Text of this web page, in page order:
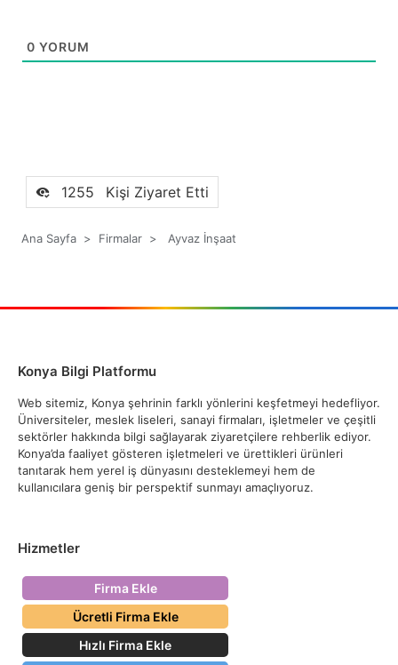
0 YORUM
1255 Kişi Ziyaret Etti
Ana Sayfa > Firmalar > Ayvaz İnşaat
Konya Bilgi Platformu
Web sitemiz, Konya şehrinin farklı yönlerini keşfetmeyi hedefliyor.
Üniversiteler, meslek liseleri, sanayi firmaları, işletmeler ve çeşitli
sektörler hakkında bilgi sağlayarak ziyaretçilere rehberlik ediyor.
Konya’da faaliyet gösteren işletmeleri ve ürettikleri ürünleri
tanıtarak hem yerel iş dünyasını desteklemeyi hem de
kullanıcılara geniş bir perspektif sunmayı amaçlıyoruz.
Hizmetler
Firma Ekle
Ücretli Firma Ekle
Hızlı Firma Ekle